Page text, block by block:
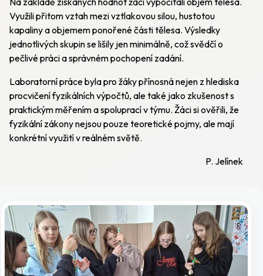
Využili přitom vztah mezi vztlakovou silou, hustotou
kapaliny a objemem ponořené části tělesa. Výsledky
jednotlivých skupin se lišily jen minimálně, což svědčí o
pečlivé práci a správném pochopení zadání.
Laboratorní práce byla pro žáky přínosná nejen z hlediska
procvičení fyzikálních výpočtů, ale také jako zkušenost s
praktickým měřením a spoluprací v týmu. Žáci si ověřili, že
fyzikální zákony nejsou pouze teoretické pojmy, ale mají
konkrétní využití v reálném světě.
P. Jelínek